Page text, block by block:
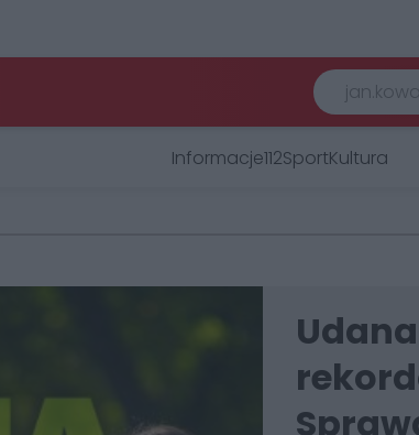
Informacje112SportKultura